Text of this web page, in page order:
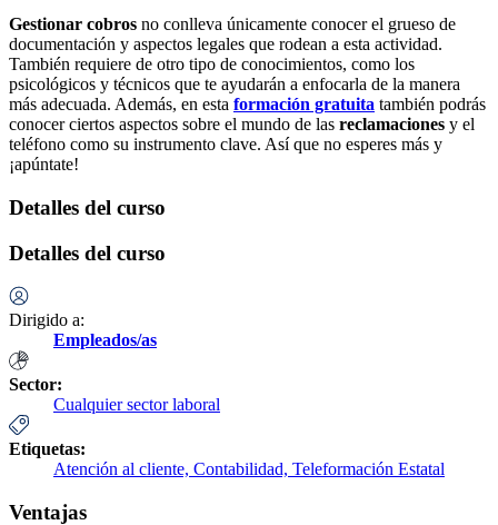
Gestionar cobros no conlleva únicamente conocer el grueso de
documentación y aspectos legales que rodean a esta actividad.
También requiere de otro tipo de conocimientos, como los
psicológicos y técnicos que te ayudarán a enfocarla de la manera
más adecuada. Además, en esta formación gratuita también podrás
conocer ciertos aspectos sobre el mundo de las reclamaciones y el
teléfono como su instrumento clave. Así que no esperes más y
¡apúntate!
Detalles del curso
Detalles del curso
Dirigido a:
Empleados/as
Sector:
Cualquier sector laboral
Etiquetas:
Atención al cliente, Contabilidad, Teleformación Estatal
Ventajas